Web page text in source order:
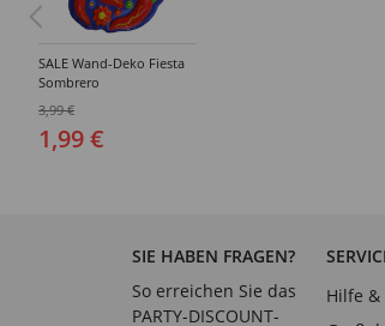
SALE Wand-Deko Fiesta
Sombrero
3,99 €
1,99 €
SIE HABEN FRAGEN?
So erreichen Sie das
PARTY-DISCOUNT-
Hilfe &